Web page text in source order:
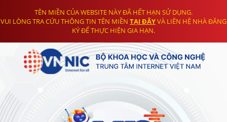
TÊN MIỀN CỦA WEBSITE NÀY ĐÃ HẾT HẠN SỬ DỤNG.
VUI LÒNG TRA CỨU THÔNG TIN TÊN MIỀN TẠI ĐÂYVÀ LIÊN HỆ NHÀ ĐĂNG
KÝ ĐỂ THỰC HIỆN GIA HẠN.